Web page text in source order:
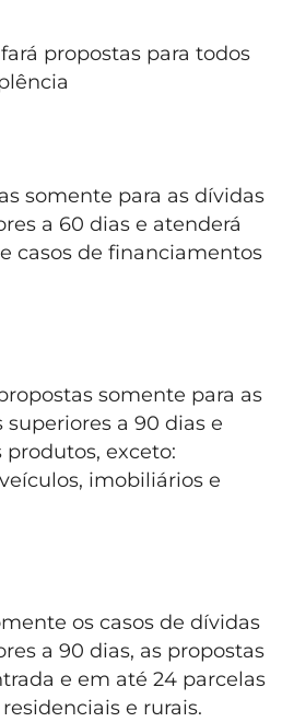
fará propostas para todos
somente para as dívidas
a 60 dias e atenderá
casos de financiamentos
somente para as
a 90 dias e
produtos, exceto:
imobiliários e
os casos de dívidas
a 90 dias, as propostas
e em até 24 parcelas
e rurais.